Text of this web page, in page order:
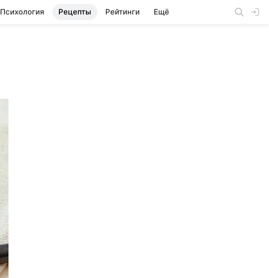
Психология Рецепты Рейтинги Ещё